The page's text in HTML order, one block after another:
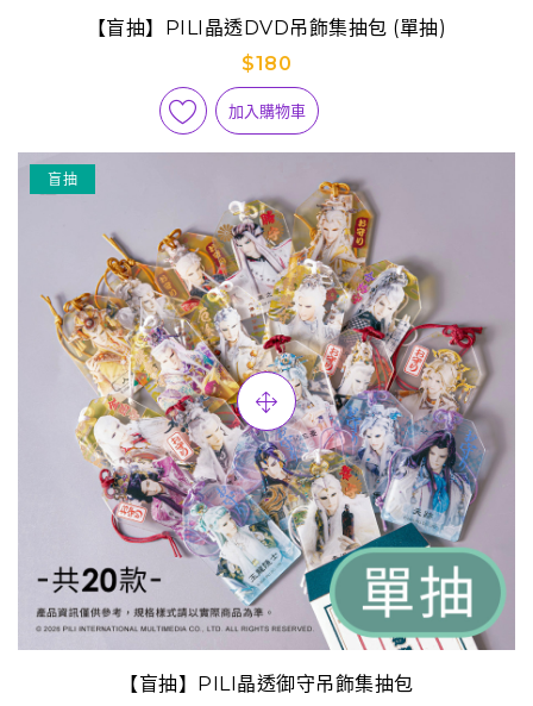
【盲抽】PILI晶透DVD吊飾集抽包 (單抽)
$180
加入購物車
盲抽
【盲抽】PILI晶透御守吊飾集抽包